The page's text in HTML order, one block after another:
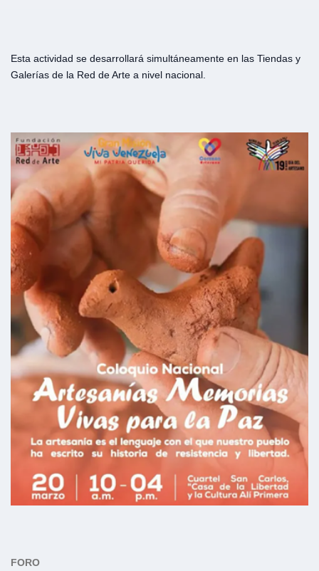
Esta actividad se desarrollará simultáneamente en las Tiendas y
Galerías de la Red de Arte a nivel nacional.
FORO